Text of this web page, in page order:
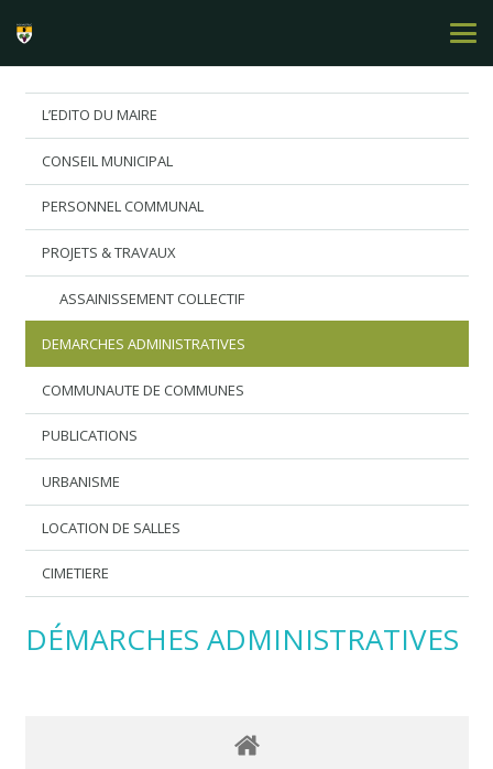
L’EDITO DU MAIRE
CONSEIL MUNICIPAL
PERSONNEL COMMUNAL
PROJETS & TRAVAUX
ASSAINISSEMENT COLLECTIF
DEMARCHES ADMINISTRATIVES
COMMUNAUTE DE COMMUNES
PUBLICATIONS
URBANISME
LOCATION DE SALLES
CIMETIERE
DÉMARCHES ADMINISTRATIVES